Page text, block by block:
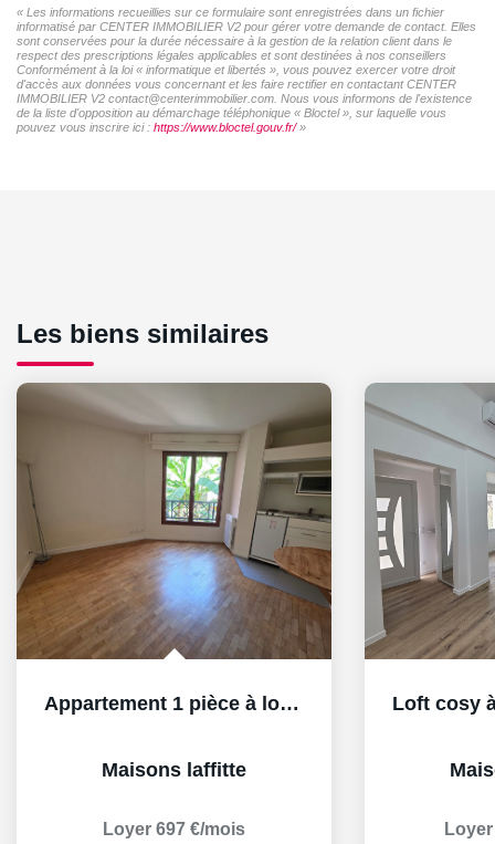
« Les informations recueillies sur ce formulaire sont enregistrées dans un fichier
informatisé par CENTER IMMOBILIER V2 pour gérer votre demande de contact. Elles
sont conservées pour la durée nécessaire à la gestion de la relation client dans le
respect des prescriptions légales applicables et sont destinées à nos conseillers
Conformément à la loi « informatique et libertés », vous pouvez exercer votre droit
d'accès aux données vous concernant et les faire rectifier en contactant CENTER
IMMOBILIER V2 contact@centerimmobilier.com. Nous vous informons de l'existence
de la liste d'opposition au démarchage téléphonique « Bloctel », sur laquelle vous
pouvez vous inscrire ici : https://www.bloctel.gouv.fr/»
Les biens similaires
Appartement 1 pièce à louer au centre-ville de...
Maisons laffitte
Loyer 697 €/mois